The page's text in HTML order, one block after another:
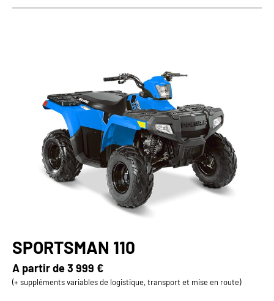
SPORTSMAN 110
A partir de3 999 €
(+ suppléments variables de logistique, transport et mise en route)